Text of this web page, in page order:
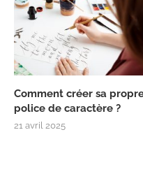
Comment créer sa
police de caractère ?
21 avril 2025